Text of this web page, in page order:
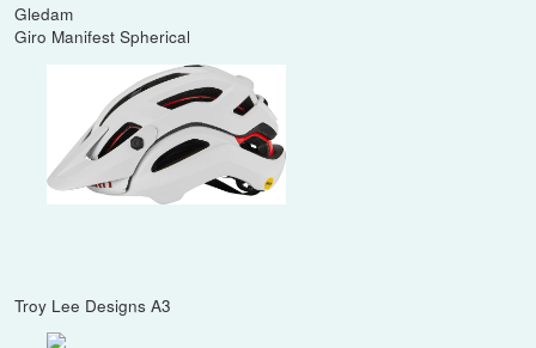
Gledam
Giro Manifest Spherical
Troy Lee Designs A3